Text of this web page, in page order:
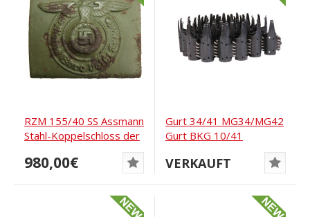
RZM 155/40 SS Assmann
Stahl-Koppelschloss der
980,00€
Gurt 34/41 MG34/MG42
Gurt BKG 10/41
VERKAUFT